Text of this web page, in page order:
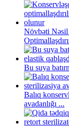
Növbəti Nəsil
Bu suya
Balıq
avadanlığı ...